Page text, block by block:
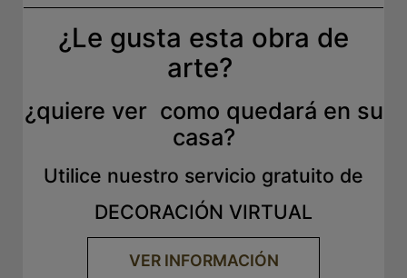
¿Le gusta esta obra de
arte?
¿quiere ver como quedará en su
casa?
Utilice nuestro servicio gratuito de
DECORACIÓN VIRTUAL
VER INFORMACIÓN